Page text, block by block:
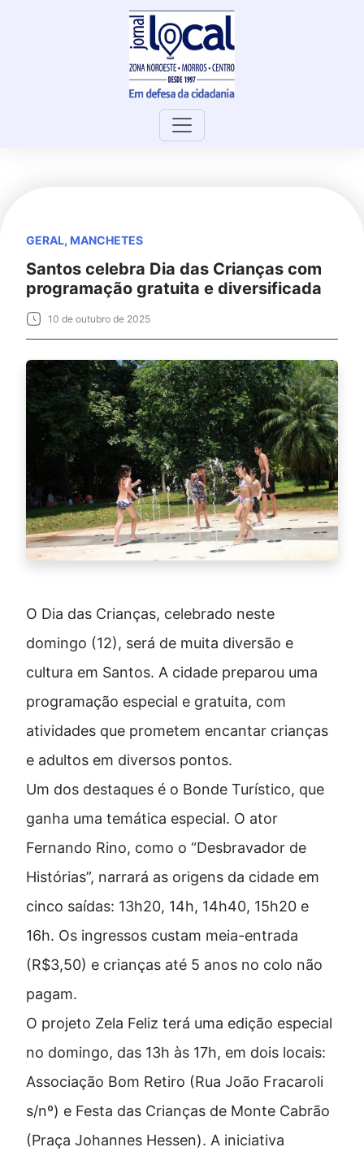
GERAL, MANCHETES
Santos celebra Dia das Crianças com
programação gratuita e diversificada
10 de outubro de 2025
O Dia das Crianças, celebrado neste
domingo (12), será de muita diversão e
cultura em Santos. A cidade preparou uma
programação especial e gratuita, com
atividades que prometem encantar crianças
e adultos em diversos pontos.
Um dos destaques é o Bonde Turístico, que
ganha uma temática especial. O ator
Fernando Rino, como o “Desbravador de
Histórias”, narrará as origens da cidade em
cinco saídas: 13h20, 14h, 14h40, 15h20 e
16h. Os ingressos custam meia-entrada
(R$3,50) e crianças até 5 anos no colo não
pagam.
O projeto Zela Feliz terá uma edição especial
no domingo, das 13h às 17h, em dois locais:
Associação Bom Retiro (Rua João Fracaroli
s/nº) e Festa das Crianças de Monte Cabrão
(Praça Johannes Hessen). A iniciativa